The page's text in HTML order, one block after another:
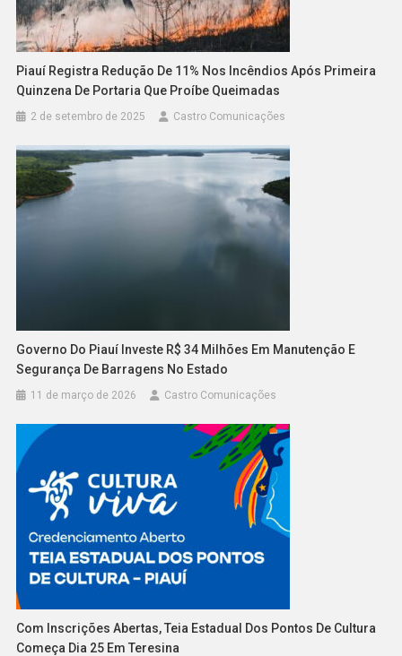
Piauí Registra Redução De 11% Nos Incêndios Após Primeira
Quinzena De Portaria Que Proíbe Queimadas
2 de setembro de 2025 Castro Comunicações
Governo Do Piauí Investe R$ 34 Milhões Em Manutenção E
Segurança De Barragens No Estado
11 de março de 2026 Castro Comunicações
Com Inscrições Abertas, Teia Estadual Dos Pontos De Cultura
Começa Dia 25 Em Teresina